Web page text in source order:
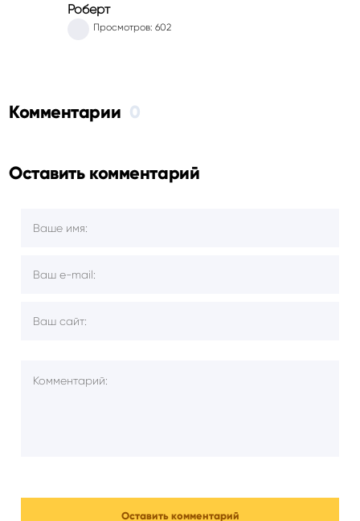
Роберт
Просмотров: 602
Комментарии 0
Оставить комментарий